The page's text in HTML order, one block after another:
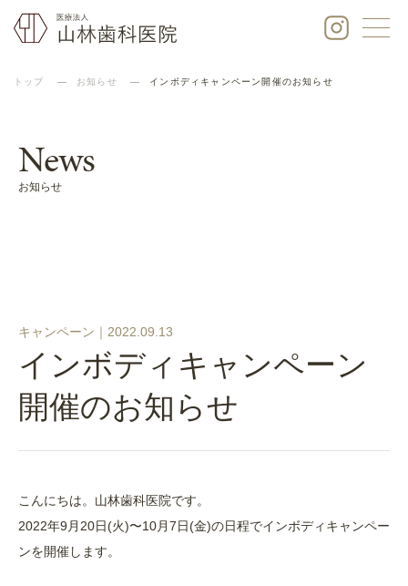
トップ お知らせ インボディキャンペーン開催のお知らせ
News
お知らせ
キャンペーン｜ 2022.09.13
インボディキャンペーン
開催のお知らせ
こんにちは。山林歯科医院です。
2022年9月20日(火)〜10月7日(金)の日程でインボディキャンペー
ンを開催します。